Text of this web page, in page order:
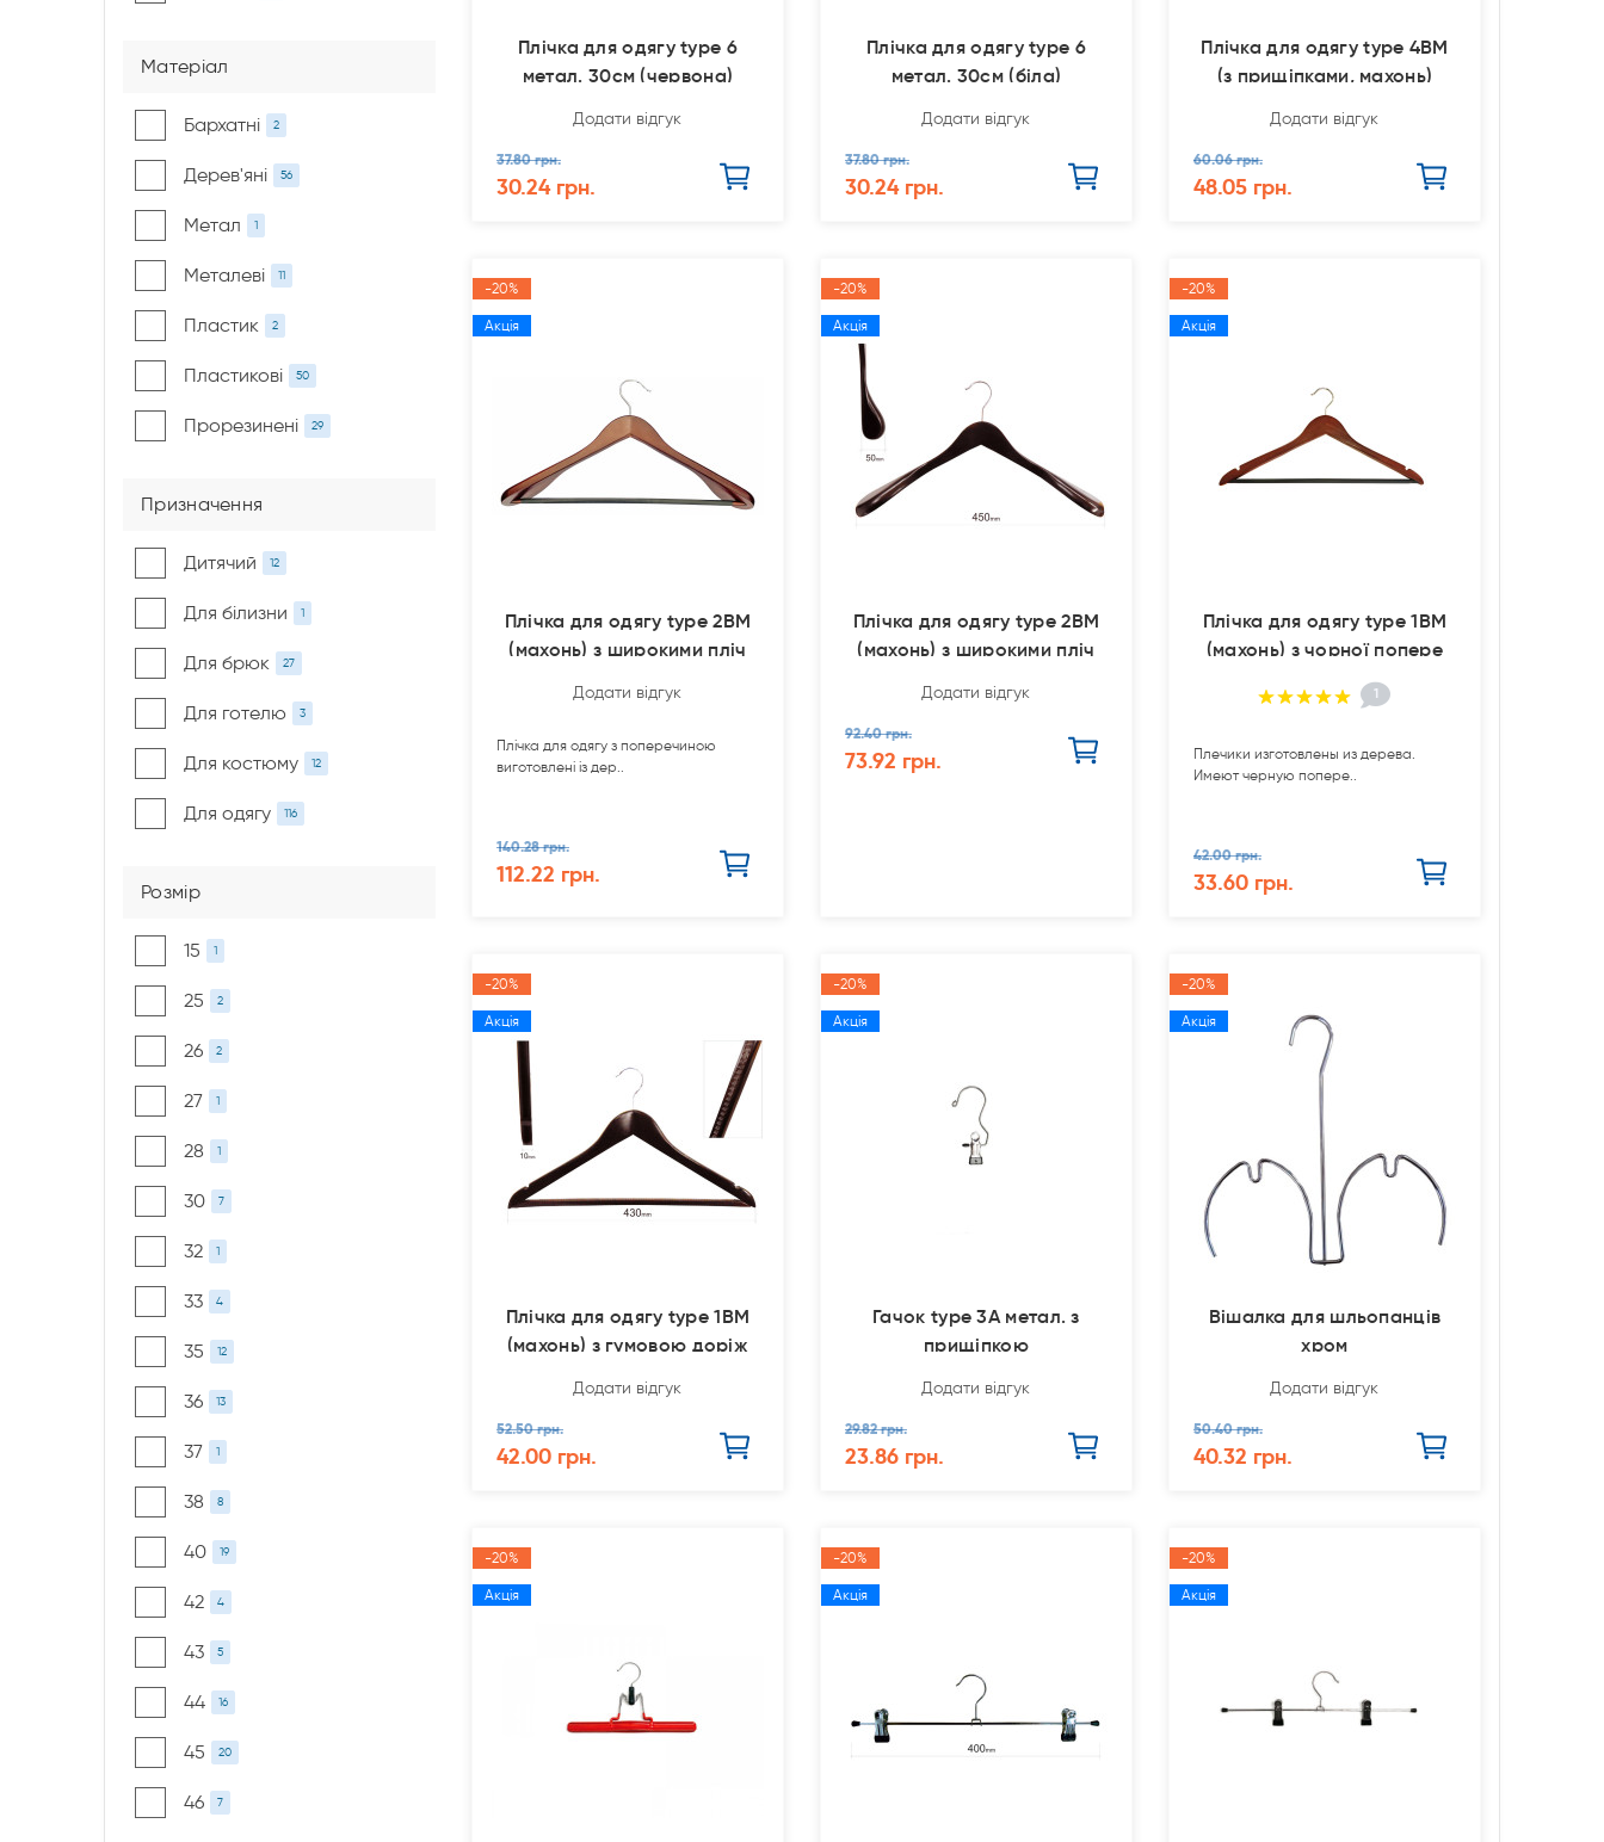
Матеріал
Бархатні 2
Дерев'яні 56
Метал 1
Металеві 11
Пластик 2
Пластикові 50
Прорезинені 29
Призначення
Дитячий 12
Для білизни 1
Для брюк 27
Для готелю 3
Для костюму 12
Для одягу 116
Розмір
15 1
25 2
26 2
27 1
28 1
30 7
32 1
33 4
35 12
36 13
37 1
38 8
40 19
42 4
43 5
44 16
45 20
46 7
Плічка для одягу type 6
метал. 30см (червона)
Додати відгук
37.80 грн.
30.24 грн.
Плічка для одягу type 6
метал. 30см (біла)
Додати відгук
37.80 грн.
30.24 грн.
Плічка для одягу type 4ВМ
(з прищіпками, махонь)
Додати відгук
60.06 грн.
48.05 грн.
-20%
Акція
Плічка для одягу type 2ВМ
(махонь) з широкими пліч
Додати відгук
Плічка для одягу з поперечиною
виготовлені із дер..
140.28 грн.
112.22 грн.
-20%
Акція
Плічка для одягу type 2ВМ
(махонь) з широкими пліч
Додати відгук
92.40 грн.
73.92 грн.
-20%
Акція
Плічка для одягу type 1ВМ
(махонь) з чорної попере
1
Плечики изготовлены из дерева.
Имеют черную попере..
42.00 грн.
33.60 грн.
-20%
Акція
Плічка для одягу type 1ВМ
(махонь) з гумовою доріж
Додати відгук
52.50 грн.
42.00 грн.
-20%
Акція
Гачок type 3А метал. з
прищіпкою
Додати відгук
29.82 грн.
23.86 грн.
-20%
Акція
Вішалка для шльопанців
хром
Додати відгук
50.40 грн.
40.32 грн.
-20%
Акція
-20%
Акція
-20%
Акція